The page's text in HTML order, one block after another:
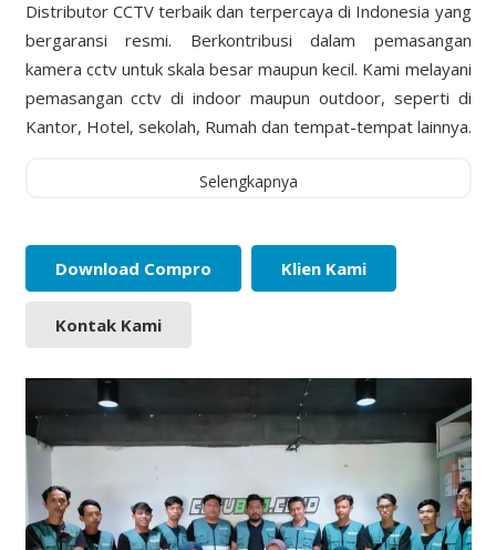
Distributor CCTV terbaik dan terpercaya di Indonesia yang
bergaransi resmi. Berkontribusi dalam pemasangan
kamera cctv untuk skala besar maupun kecil. Kami melayani
pemasangan cctv di indoor maupun outdoor, seperti di
Kantor, Hotel, sekolah, Rumah dan tempat-tempat lainnya.
Selengkapnya
Download Compro Klien Kami
Kontak Kami